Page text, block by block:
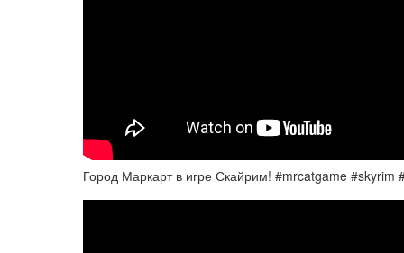
Город Маркарт в игре Скайрим! #mrcatgame #skyrim